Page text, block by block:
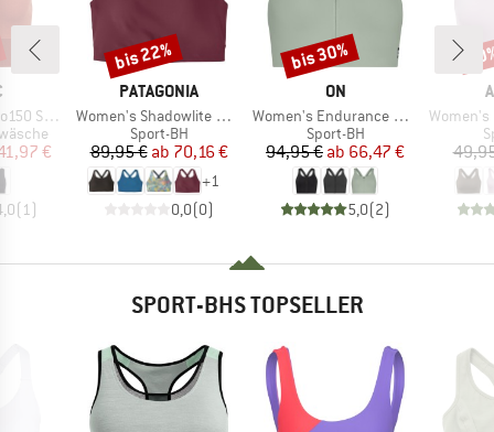
Top
Preis
€
(1 )
MARKE
PATAGONIA
Artikel
Women's Shadowlite High Impact Adjustable Bra
Produktgruppe
Sport-BH
Preis
89,95 € reduzierter Preis
ab 70,16 €
+1
0,0(0)
Rabatt
bis 22%
MARKE
ON
Artikel
Women's Endurance Bra Zip
Produktgruppe
Sport-BH
Preis
94,95 € reduzierter Preis
ab 66,47 €
5,0(2)
Rabatt
bis 30%
Artikel
Women's
SPORT-BHS TOPSELLER